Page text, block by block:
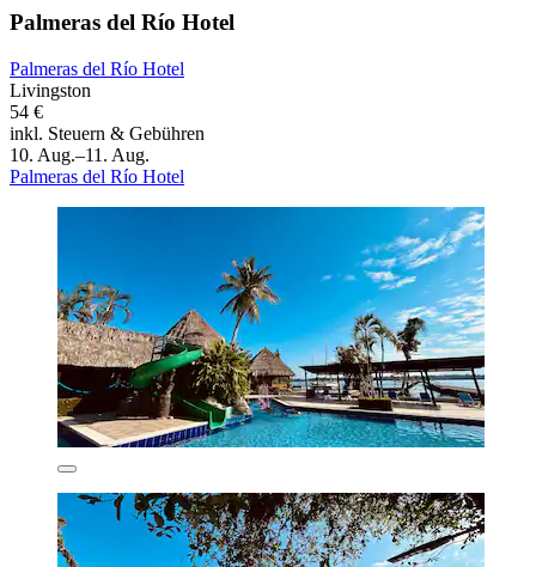
Palmeras del Río Hotel
Palmeras del Río Hotel
Livingston
54 €
inkl. Steuern & Gebühren
10. Aug.–11. Aug.
Palmeras del Río Hotel